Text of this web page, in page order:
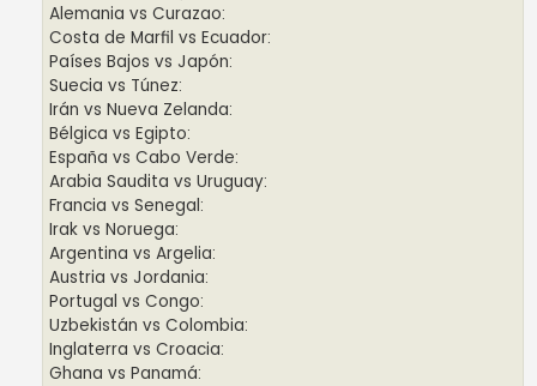
Alemania vs Curazao:
Costa de Marfil vs Ecuador:
Países Bajos vs Japón:
Suecia vs Túnez:
Irán vs Nueva Zelanda:
Bélgica vs Egipto:
España vs Cabo Verde:
Arabia Saudita vs Uruguay:
Francia vs Senegal:
Irak vs Noruega:
Argentina vs Argelia:
Austria vs Jordania:
Portugal vs Congo:
Uzbekistán vs Colombia:
Inglaterra vs Croacia:
Ghana vs Panamá: